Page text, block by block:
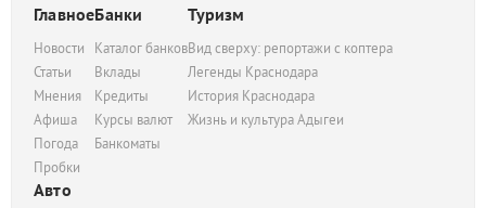
Главное
Новости
Статьи
Мнения
Афиша
Погода
Пробки
Банки
Каталог банков
Вклады
Кредиты
Курсы валют
Банкоматы
Туризм
Вид сверху: репортажи с коптера
Легенды Краснодара
История Краснодара
Жизнь и культура Адыгеи
Авто